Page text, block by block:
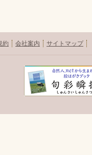
約 会社案内 サイトマップ